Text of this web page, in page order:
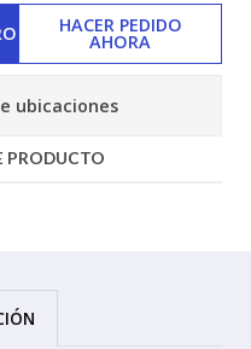
HACER PEDIDO
AHORA
ubicaciones
PRODUCTO